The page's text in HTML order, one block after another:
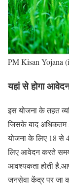
PM Kisan Yojana
यहां से होगा
इस योजना के तहत
जिसके बाद अधिकतम
योजना के लिए 18
लिए आवेदन करते
आवश्यकता होती
जनसेवा केंद्र पर